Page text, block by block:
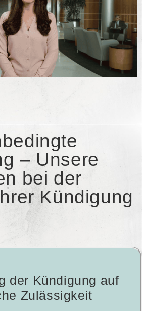
– Unsere
bei der
Kündigung
der Kündigung auf
Zulässigkeit